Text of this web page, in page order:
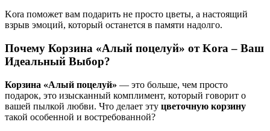
Kora поможет вам подарить не просто цветы, а настоящий
взрыв эмоций, который останется в памяти надолго.
Почему Корзина «Алый поцелуй» от Kora – Ваш
Идеальный Выбор?
Корзина «Алый поцелуй» — это больше, чем просто
подарок, это изысканный комплимент, который говорит о
вашей пылкой любви. Что делает эту цветочную корзину
такой особенной и востребованной?